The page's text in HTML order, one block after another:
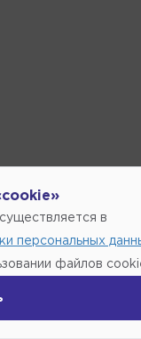
в
персональных
файлов